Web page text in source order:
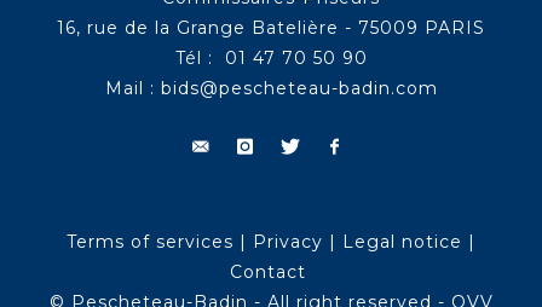
16, rue de la Grange Batelière - 75009 PARIS
Tél : 01 47 70 50 90
Mail : bids@pescheteau-badin.com
Terms of services | Privacy | Legal notice |
Contact
© Pescheteau-Badin - All right reserved - OVV